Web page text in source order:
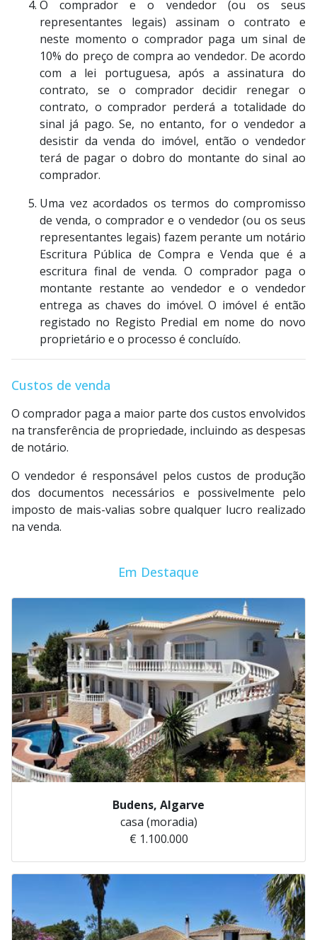
O comprador e o vendedor (ou os seus
representantes legais) assinam o contrato e
neste momento o comprador paga um sinal de
10% do preço de compra ao vendedor. De acordo
com a lei portuguesa, após a assinatura do
contrato, se o comprador decidir renegar o
contrato, o comprador perderá a totalidade do
sinal já pago. Se, no entanto, for o vendedor a
desistir da venda do imóvel, então o vendedor
terá de pagar o dobro do montante do sinal ao
comprador.
Uma vez acordados os termos do compromisso
de venda, o comprador e o vendedor (ou os seus
representantes legais) fazem perante um notário
Escritura Pública de Compra e Venda que é a
escritura final de venda. O comprador paga o
montante restante ao vendedor e o vendedor
entrega as chaves do imóvel. O imóvel é então
registado no Registo Predial em nome do novo
proprietário e o processo é concluído.
Custos de venda
O comprador paga a maior parte dos custos envolvidos
na transferência de propriedade, incluindo as despesas
de notário.
O vendedor é responsável pelos custos de produção
dos documentos necessários e possivelmente pelo
imposto de mais-valias sobre qualquer lucro realizado
na venda.
Em Destaque
Budens, Algarve
casa (moradia)
€ 1.100.000